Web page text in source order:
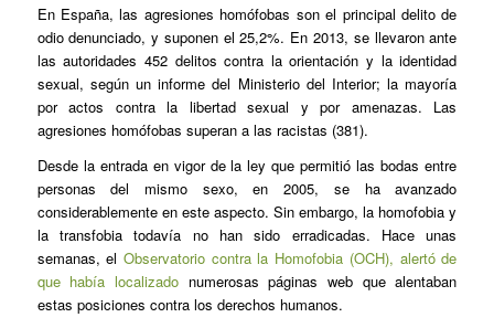
En España, las agresiones homófobas son el principal delito de
odiodenunciado, y suponen el 25,2%. En 2013, se llevaron ante
las autoridades 452 delitos contra la orientación y la identidad
sexual, según un informe del Ministerio del Interior; la mayoría
por actos contra la libertad sexual y por amenazas. Las
agresiones homófobas superan a las racistas (381).
Desde la entrada en vigor de la ley que permitió las bodas entre
personas del mismo sexo, en 2005, se ha avanzado
considerablemente en este aspecto. Sin embargo, la homofobia y
la transfobia todavía no han sido erradicadas. Hace unas
semanas, elObservatorio contra la Homofobia (OCH), alertó de
que había localizadonumerosas páginas web que alentaban
estas posiciones contra los derechos humanos.